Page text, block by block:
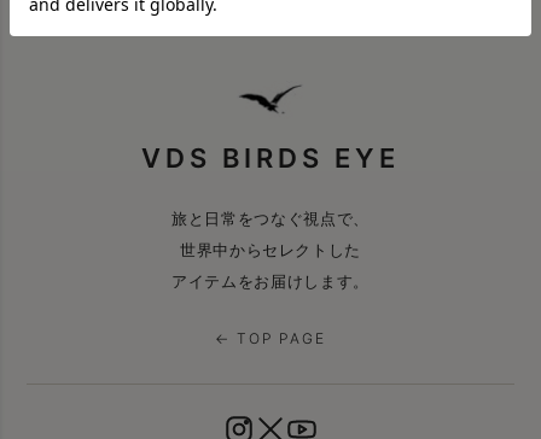
VDS BIRDS EYE
旅と日常をつなぐ視点で、
世界中からセレクトした
アイテムをお届けします。
← TOP PAGE